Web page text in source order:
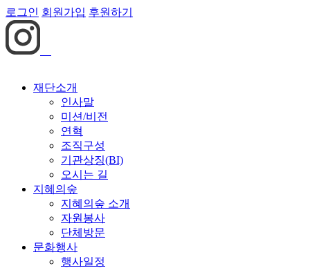
로그인 회원가입 후원하기
재단소개
인사말
미션/비전
연혁
조직구성
기관상징(BI)
오시는 길
지혜의숲
지혜의숲 소개
자원봉사
단체방문
문화행사
행사일정